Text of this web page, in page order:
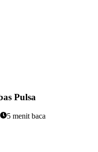
Pulsa
5 menit baca